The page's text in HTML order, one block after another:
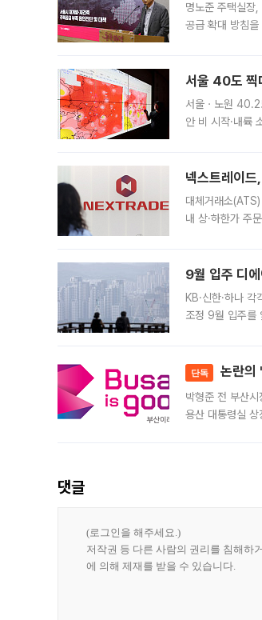
명노준 주택실장
공급 확대 방침
서울 40도
서울ㆍ노원
안 비 시작·내륙
넥스트레이드
대체거래소
내 상·하한가 주
9월 입주 디
KB·신한·하나
조정 9월 입주를
단독 논란
박형준 전 부산
용산 대통령실
댓글